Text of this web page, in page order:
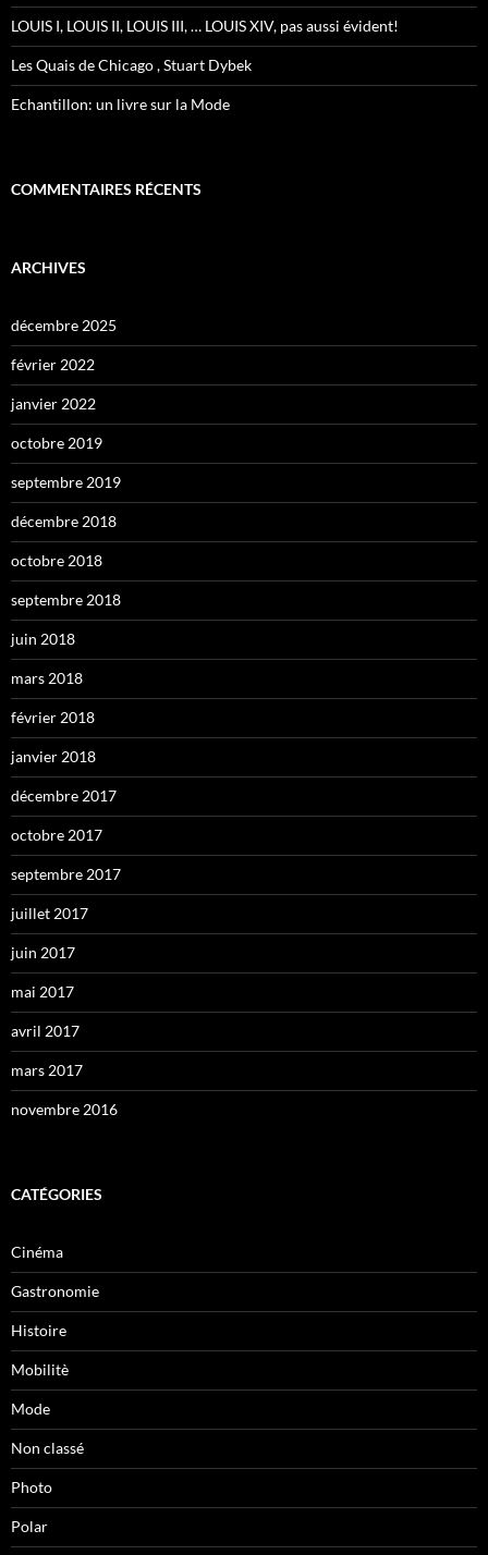
LOUIS I, LOUIS II, LOUIS III, … LOUIS XIV, pas aussi évident!
Les Quais de Chicago , Stuart Dybek
Echantillon: un livre sur la Mode
COMMENTAIRES RÉCENTS
ARCHIVES
décembre 2025
février 2022
janvier 2022
octobre 2019
septembre 2019
décembre 2018
octobre 2018
septembre 2018
juin 2018
mars 2018
février 2018
janvier 2018
décembre 2017
octobre 2017
septembre 2017
juillet 2017
juin 2017
mai 2017
avril 2017
mars 2017
novembre 2016
CATÉGORIES
Cinéma
Gastronomie
Histoire
Mobilitè
Mode
Non classé
Photo
Polar